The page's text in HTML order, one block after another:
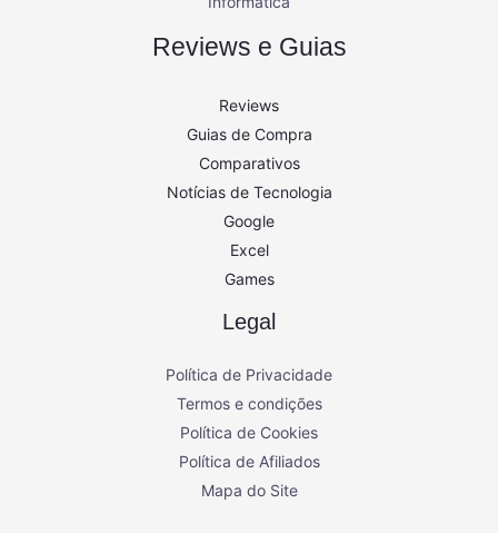
Reviews e Guias
Reviews
Guias de Compra
Comparativos
Notícias de Tecnologia
Google
Excel
Games
Legal
Política de Privacidade
Termos e condições
Política de Cookies
Política de Afiliados
Mapa do Site